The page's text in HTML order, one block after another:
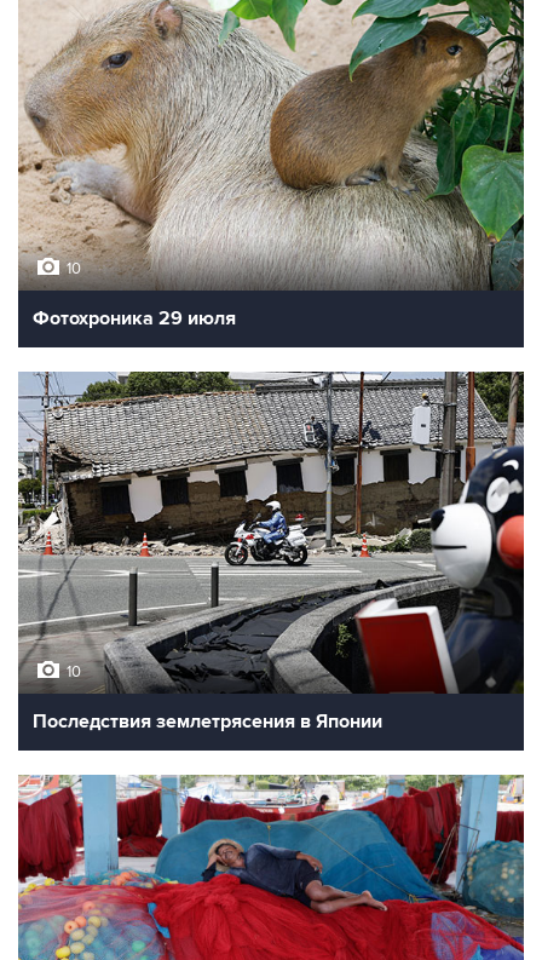
10
Фотохроника 29 июля
10
Последствия землетрясения в Японии